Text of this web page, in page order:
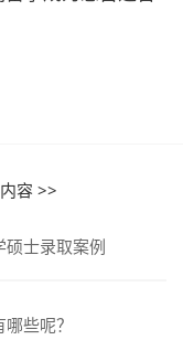
容 >>
硕士录取案例
些呢？